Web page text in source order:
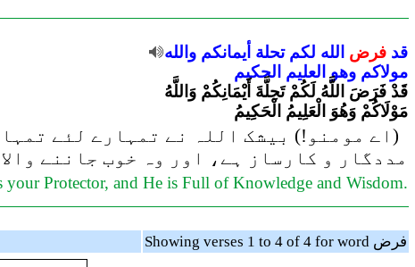
قد فرض الله لكم تحلة أيمانكم والله
مولاكم وهو العليم
الحكيم
قَدْ فَرَضَ اللَّهُ لَكُمْ تَحِلَّةَ أَيْمَانِكُمْ وَاللَّهُ
مَوْلَاكُمْ وَهُوَ الْعَلِيمُ الْحَكِيمُ
(اے مومنو!) بیشک اللہ نے تمہارے لئے
مددگار و کارساز ہے، اور وہ خوب جاننے
Protector, and He is Full of Knowledge and Wisdom.
Showing verses 1 to 4 of 4 for word فرض